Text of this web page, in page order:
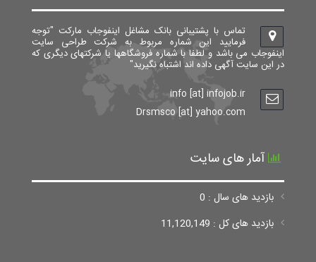
تماس با پشتیبانی بانک مشاغل اینفوجاب مارکت "توجه
فرمایید این شماره مربوط به شرکت طراحی سایت
اینفوجاب می باشد و لطفا با شماره فروشگاهها یا شرکتهای دیگری که
در این سایت آگهی داده اند اشتباه نگیرید"
info [at] infojob.ir
Drsmsco [at] yahoo.com
آمار های سایت
بازدید های سال : 0
بازدید های کل : 11,120,149